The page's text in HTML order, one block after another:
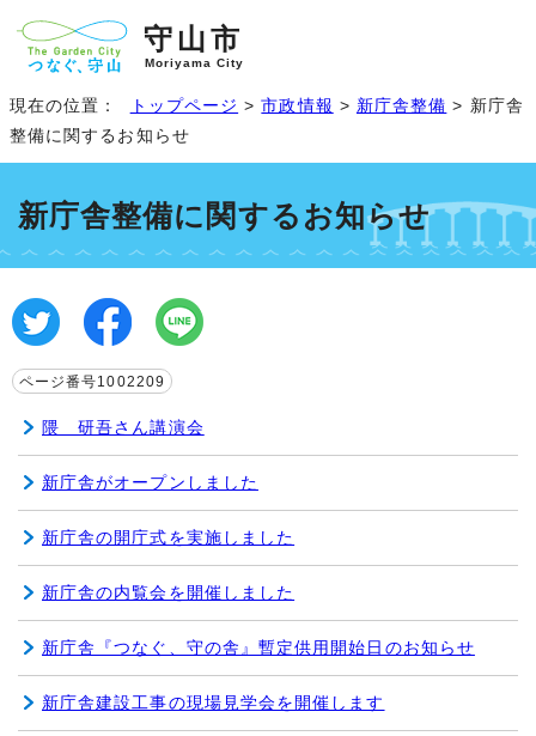
守山市
Moriyama City
現在の位置： トップページ >市政情報 > 新庁舎整備 > 新庁舎
整備に関するお知らせ
新庁舎整備に関するお知らせ
ページ番号1002209
隈 研吾さん講演会
新庁舎がオープンしました
新庁舎の開庁式を実施しました
新庁舎の内覧会を開催しました
新庁舎『つなぐ、守の舎』暫定供用開始日のお知らせ
新庁舎建設工事の現場見学会を開催します